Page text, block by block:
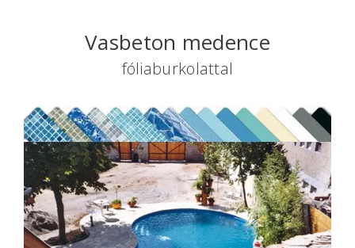
Vasbeton medence
fóliaburkolattal